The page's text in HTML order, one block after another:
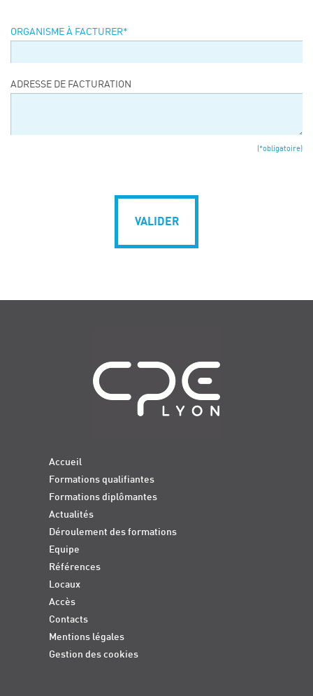
ORGANISME À FACTURER*
ADRESSE DE FACTURATION
(*obligatoire)
VALIDER
Accueil
Formations qualifiantes
Formations diplômantes
Actualités
Déroulement des formations
Equipe
Références
Locaux
Accès
Contacts
Mentions légales
Gestion des cookies